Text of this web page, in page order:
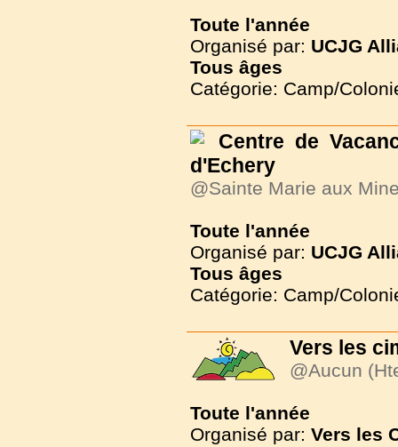
Toute l'année
Organisé par: UCJG
Tous âges
Catégorie: Camp/
Centre de
d'Echery
@Sainte Marie aux
Toute l'année
Organisé par: UCJG
Tous âges
Catégorie: Camp/
Vers les
@Aucun
Toute l'année
Organisé par: Vers les